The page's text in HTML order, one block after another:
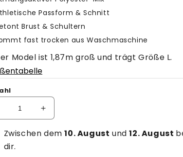
Passform & Schnitt
Brust & Schultern
fast trocken aus Waschmaschine
Model ist 1,87m groß und trägt Größe L.
Verringere
für
Erhöhe
die
Menge
Zwischen dem10. August und12. August
dir.